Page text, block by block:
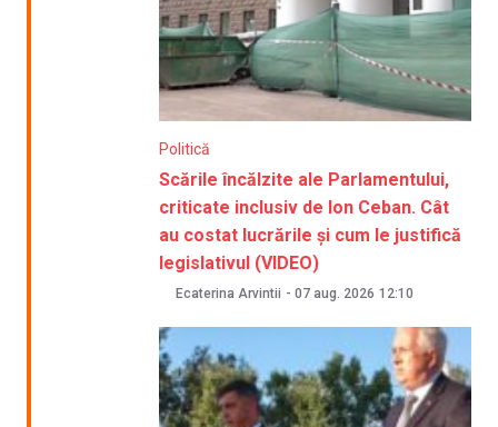
Politică
Scările încălzite ale Parlamentului,
criticate inclusiv de Ion Ceban. Cât
au costat lucrările și cum le justifică
legislativul (VIDEO)
Ecaterina Arvintii - 07 aug. 2026 12:10